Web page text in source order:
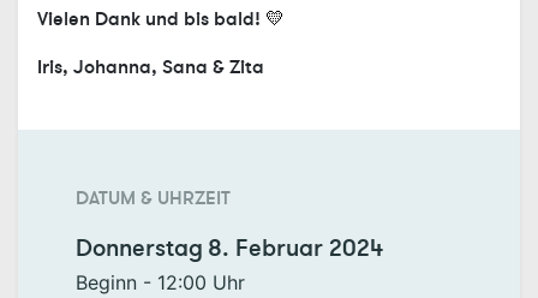
Vielen Dank und bis bald! 💛
Iris, Johanna, Sana & Zita
DATUM & UHRZEIT
Donnerstag 8. Februar 2024
Beginn - 12:00 Uhr